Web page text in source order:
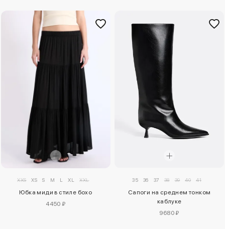
XXS XS S M L XL XXL
Юбка миди в стиле бохо
4450 ₽
35 36 37 38 39 40 41
Сапоги на среднем тонком
каблуке
9680 ₽